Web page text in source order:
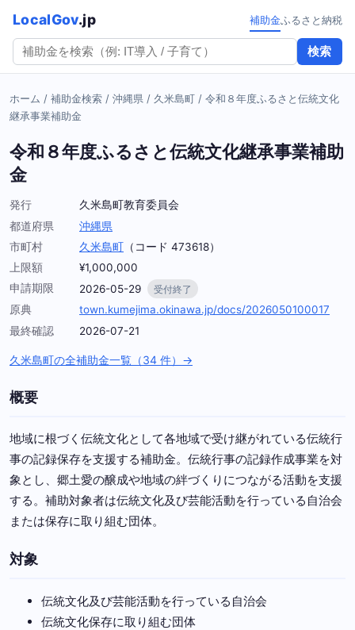
LocalGov.jp
検索
補助金ふるさと納税
ホーム / 補助金検索 / 沖縄県 / 久米島町 / 令和８年度ふるさと伝統文化
継承事業補助金
令和８年度ふるさと伝統文化継承事業補助
金
発行
久米島町教育委員会
都道府県
沖縄県
市町村
久米島町 （コード 473618）
上限額
¥1,000,000
申請期限
2026-05-29 受付終了
原典
town.kumejima.okinawa.jp/docs/2026050100017
最終確認
2026-07-21
久米島町の全補助金一覧（34 件）→
概要
地域に根づく伝統文化として各地域で受け継がれている伝統行
事の記録保存を支援する補助金。伝統行事の記録作成事業を対
象とし、郷土愛の醸成や地域の絆づくりにつながる活動を支援
する。補助対象者は伝統文化及び芸能活動を行っている自治会
または保存に取り組む団体。
対象
伝統文化及び芸能活動を行っている自治会
伝統文化保存に取り組む団体